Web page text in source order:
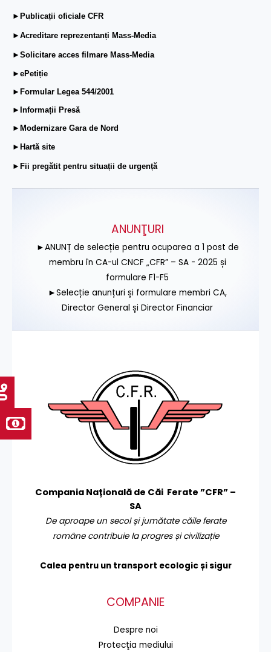
►Publicații oficiale CFR
►Acreditare reprezentanți Mass-Media
►Solicitare acces filmare Mass-Media
►ePetiție
►Formular Legea 544/2001
►Informații Presă
►Modernizare Gara de Nord
►Hartă site
►Fii pregătit pentru situații de urgență
ANUNŢURI
►ANUNȚ de selecție pentru ocuparea a 1 post de
membru în CA-ul CNCF „CFR” – SA - 2025 și
formulare F1-F5
►Selecție anunțuri și formulare membri CA,
Director General și Director Financiar
Compania Națională de Căi Ferate ”CFR” –
SA
De aproape un secol și jumătate căile ferate
române contribuie la progres și civilizație
Calea pentru un transport ecologic și sigur
COMPANIE
Despre noi
Protecţia mediului